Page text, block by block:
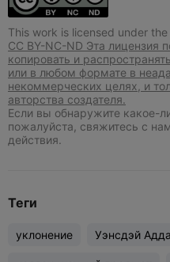
This work is licensed under
CC BY-NC-ND Эта лицензия
копировать и
или в любом формате в
некоммерческих целях, и
авторства создателя.
Если вы обнаружите какое-
пожалуйста, свяжитесь с
действия.
Теги
уклонение Уэнсдэй